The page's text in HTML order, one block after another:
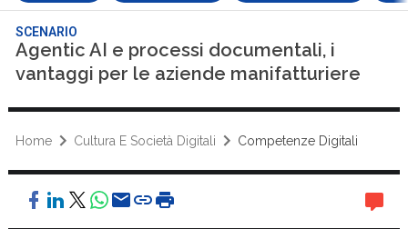
SCENARIO
Agentic AI e processi documentali, i
vantaggi per le aziende manifatturiere
Home Cultura E Società Digitali Competenze Digitali